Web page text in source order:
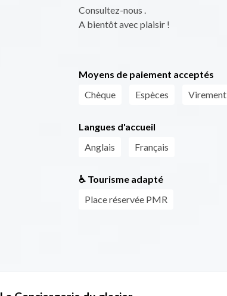
Consultez-nous .
A bientôt avec plaisir !
Moyens de paiement acceptés
Chèque
Espèces Virement
Langues d'accueil
Anglais
Français
♿ Tourisme adapté
Place réservée PMR